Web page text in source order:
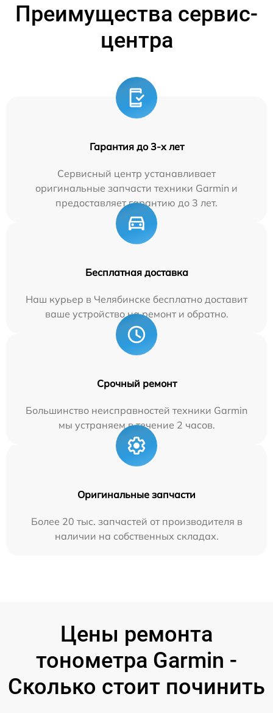
Преимущества сервис-
центра
Гарантия до 3-х лет
Сервисный центр устанавливает
оригинальные запчасти техники Garmin и
предоставляет гарантию до 3 лет.
Бесплатная доставка
Наш курьер в Челябинске бесплатно доставит
ваше устройство на ремонт и обратно.
Срочный ремонт
Большинство неисправностей техники Garmin
мы устраняем в течение 2 часов.
Оригинальные запчасти
Более 20 тыс. запчастей от производителя в
наличии на собственных складах.
Цены ремонта
тонометра Garmin -
Сколько стоит починить